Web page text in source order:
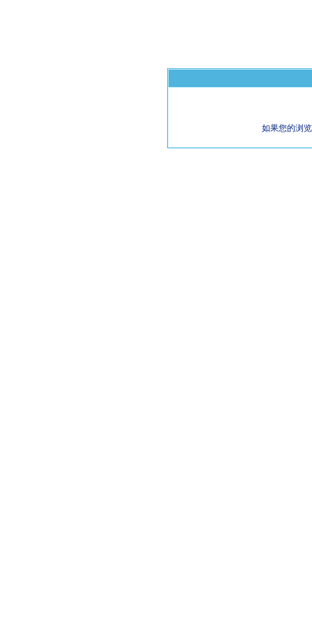
如果您的浏